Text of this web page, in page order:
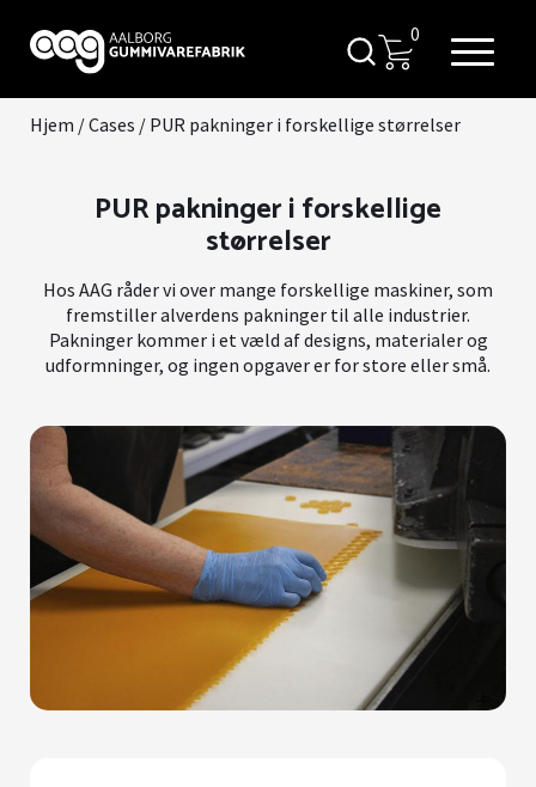
0
Hjem /Cases / PUR pakninger i forskellige størrelser
PUR pakninger i forskellige
størrelser
Hos AAG råder vi over mange forskellige maskiner, som
fremstiller alverdens pakninger til alle industrier.
Pakninger kommer i et væld af designs, materialer og
udformninger, og ingen opgaver er for store eller små.